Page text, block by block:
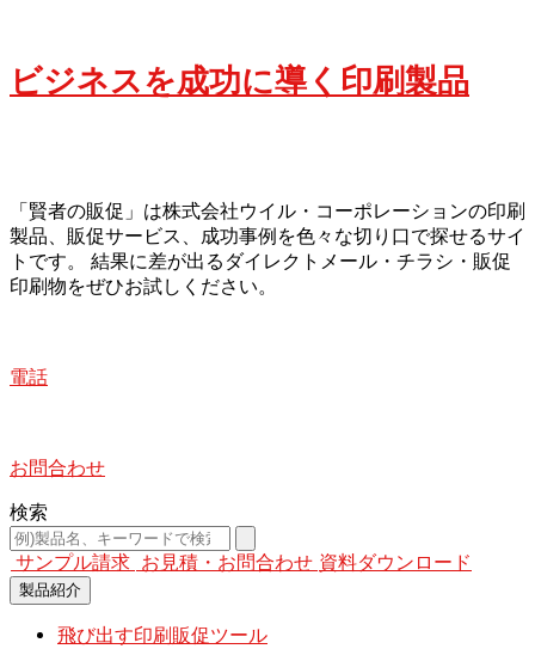
ビジネスを成功に導く印刷製品
「賢者の販促」は株式会社ウイル・コーポレーションの印刷
製品、販促サービス、成功事例を色々な切り口で探せるサイ
トです。 結果に差が出るダイレクトメール・チラシ・販促
印刷物をぜひお試しください。
電話
お問合わせ
検索
サンプル請求 お見積・お問合わせ 資料ダウンロード
製品紹介
飛び出す印刷販促ツール